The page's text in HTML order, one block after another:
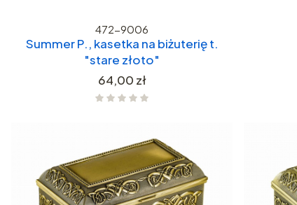
472-9006
Summer P., kasetka na biżuterię t.
"stare złoto"
Cena
64,00 zł